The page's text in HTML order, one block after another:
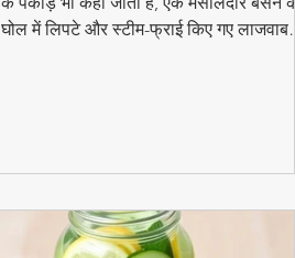
घोल में लिपटे और स्टीम-फ्राई किए गए लाजवाब